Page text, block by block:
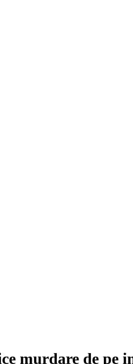
murdare de pe